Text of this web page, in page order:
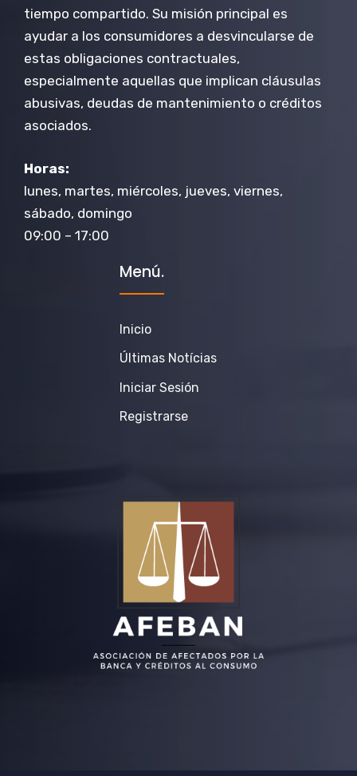
tiempo compartido. Su misión principal es
ayudar a los consumidores a desvincularse de
estas obligaciones contractuales,
especialmente aquellas que implican cláusulas
abusivas, deudas de mantenimiento o créditos
asociados.
Horas:
lunes, martes, miércoles, jueves, viernes,
sábado, domingo
09:00 – 17:00
Menú.
Inicio
Últimas Notícias
Iniciar Sesión
Registrarse